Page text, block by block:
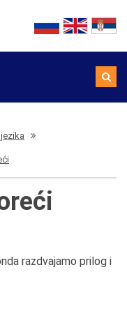
razdvajamo prilog i